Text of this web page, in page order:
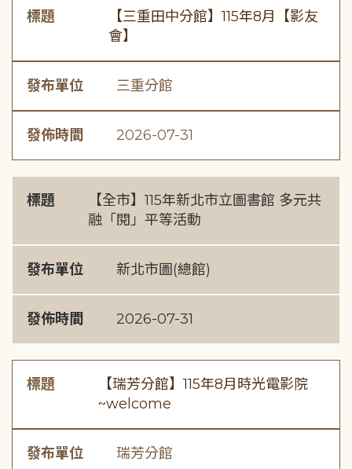
標題
【三重田中分館】115年8月【影友
會】
發布單位 三重分館
發佈時間 2026-07-31
標題
【全市】115年新北市立圖書館 多元共
融「閱」平等活動
發布單位 新北市圖(總館)
發佈時間 2026-07-31
標題
【瑞芳分館】115年8月時光電影院
~welcome
發布單位 瑞芳分館